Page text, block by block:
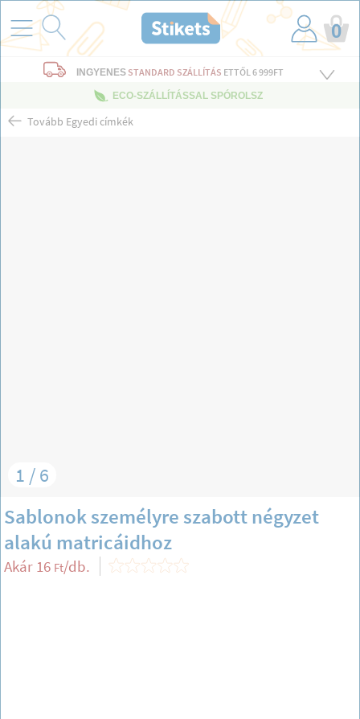
0
INGYENES STANDARD SZÁLLÍTÁS ETTŐL 6 999FT
ECO-SZÁLLÍTÁSSAL SPÓROLSZ
Tovább Egyedi címkék
1 / 6
Sablonok személyre szabott négyzet
alakú matricáidhoz
Akár 16 Ft/db.